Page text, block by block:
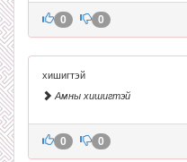
0 0
хишигтэй
Амны хишигтэй
0 0